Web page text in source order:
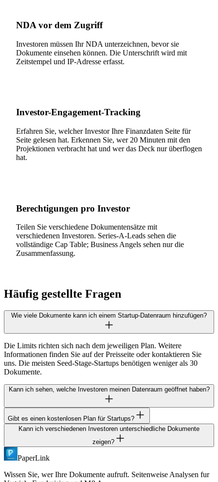
NDA vor dem Zugriff
Investoren müssen Ihr NDA unterzeichnen, bevor sie
Dokumente einsehen können. Die Unterschrift wird mit
Zeitstempel und IP-Adresse erfasst.
Investor-Engagement-Tracking
Erfahren Sie, welcher Investor Ihre Finanzdaten Seite für
Seite gelesen hat. Erkennen Sie, wer 20 Minuten mit den
Projektionen verbracht hat und wer das Deck nur überflogen
hat.
Berechtigungen pro Investor
Teilen Sie verschiedene Dokumentensätze mit
verschiedenen Investoren. Series-A-Leads sehen die
vollständige Cap Table; Business Angels sehen nur die
Zusammenfassung.
Häufig gestellte Fragen
Wie viele Dokumente kann ich einem Startup-Datenraum hinzufügen?
Die Limits richten sich nach dem jeweiligen Plan. Weitere
Informationen finden Sie auf der Preisseite oder kontaktieren Sie
uns. Die meisten Seed-Stage-Startups benötigen weniger als 30
Dokumente.
Kann ich sehen, welche Investoren meinen Datenraum geöffnet haben?
Ja. Mit aktivierter E-Mail-Verifizierung sehen Sie genau, welcher
Investor den Datenraum geöffnet hat, welche Dokumente er
angesehen hat, welche Seiten er gelesen hat und wie lange er auf
jeder Seite verblieben ist.
Gibt es einen kostenlosen Plan für Startups?
Ja. Der kostenlose PaperLink-Plan umfasst Datenraum, NDA, E-
Mail-Verifizierung, Passwortschutz und vollständige seitenweise
Analysen. Keine Kreditkarte erforderlich.
Kann ich verschiedenen Investoren unterschiedliche Dokumente
zeigen?
Ja. Erstellen Sie separate Links mit unterschiedlichen
vollständigen Datenraum. Anderen zeigen Sie nur eine ausgewählte
PaperLink
Wissen Sie, wer Ihre Dokumente aufruft. Seitenweise Analysen fur